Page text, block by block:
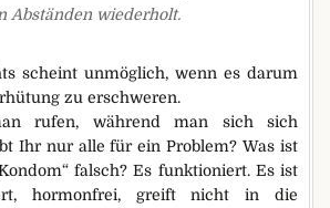
Abständen wiederholt.
scheint unmöglich, wenn es darum
zu erschweren.
rufen, während man sich sich
Ihr nur alle für ein Problem? Was ist
falsch? Es funktioniert. Es ist
hormonfrei, greift nicht in die